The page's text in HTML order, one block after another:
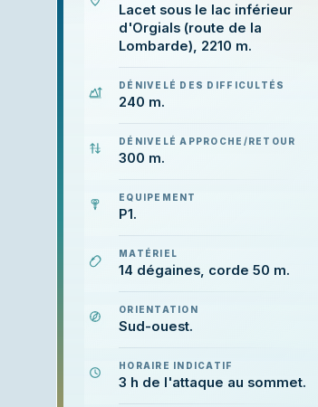
Lacet sous le lac inférieur
d'Orgials (route de la
Lombarde), 2210 m.
DÉNIVELÉ DES DIFFICULTÉS
240 m.
DÉNIVELÉ APPROCHE/RETOUR
300 m.
EQUIPEMENT
P1.
MATÉRIEL
14 dégaines, corde 50 m.
ORIENTATION
Sud-ouest.
HORAIRE INDICATIF
3 h de l'attaque au sommet.